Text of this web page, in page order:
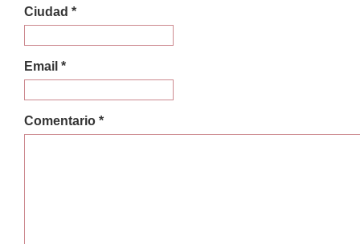
Ciudad *
Email *
Comentario *